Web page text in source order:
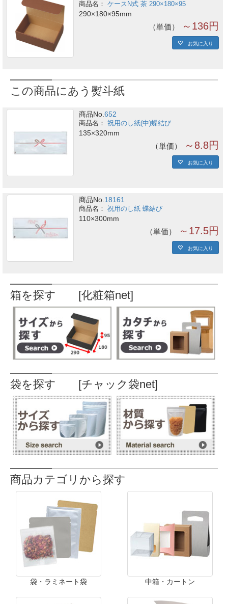
ケースN式 茶 290×180×95
290×180×95mm
単価 ～136円
お気に入り
この商品にあう熨斗紙
商品No.652
祝用のし紙(中)蝶結び
135×320mm
単価 ～8.8円
お気に入り
商品No. 18161
祝用のし紙 蝶結び
110×300mm
単価 ～17.5円
お気に入り
箱を探す [化粧箱net]
袋を探す [チャック袋net]
商品カテゴリから探す
袋・ラミネート袋 中箱・カートン